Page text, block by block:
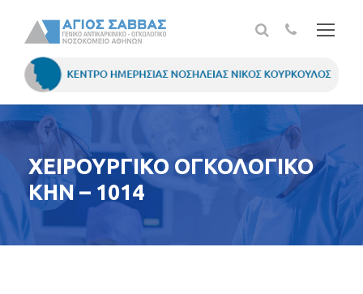
ΧΕΙΡΟΥΡΓΙΚΟ ΟΓΚΟΛΟΓΙΚΟ
ΚΗΝ – 1014